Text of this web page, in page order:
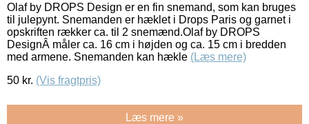
Olaf by DROPS Design er en fin snemand, som kan bruges
til julepynt. Snemanden er hæklet i Drops Paris og garnet i
opskriften rækker ca. til 2 snemænd.Olaf by DROPS
DesignÂ måler ca. 16 cm i højden og ca. 15 cm i bredden
med armene. Snemanden kan hækle (Læs mere)
50 kr. (Vis fragtpris)
Læs mere »